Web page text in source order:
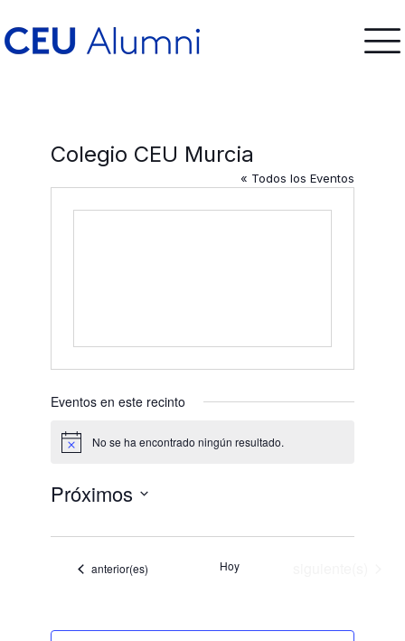
Colegio CEU Murcia
« Todos los Eventos
Eventos en este recinto
Aviso No se ha encontrado ningún resultado.
Próximos
Eventos
anterior(es) Hoy